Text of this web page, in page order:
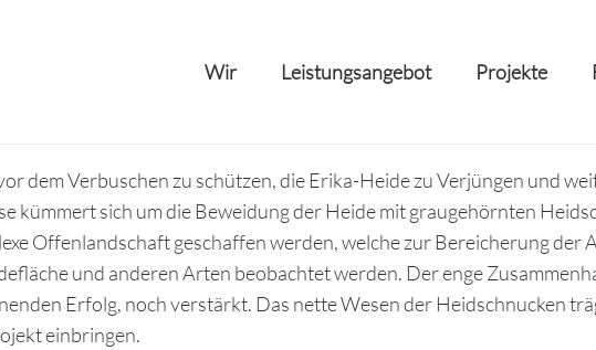
Wir Leistungsangebot Projekte
dem Verbuschen zu schützen, die Erika-Heide zu Verjüngen und
kümmert sich um die Beweidung der Heide mit graugehörnten
Offenlandschaft geschaffen werden, welche zur Bereicherung
und anderen Arten beobachtet werden. Der enge
Erfolg, noch verstärkt. Das nette Wesen der Heidschnucken
einbringen.